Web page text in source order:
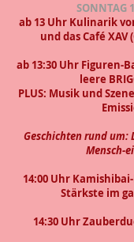
SONNTAG
ab 13 Uhr Kulinarik
und das Café XAV
ab 13:30 Uhr Figuren-
leere
PLUS: Musik und
Geschichten rund um:
Mensch-
14:00 Uhr
Stärkste im
14:30 Uhr